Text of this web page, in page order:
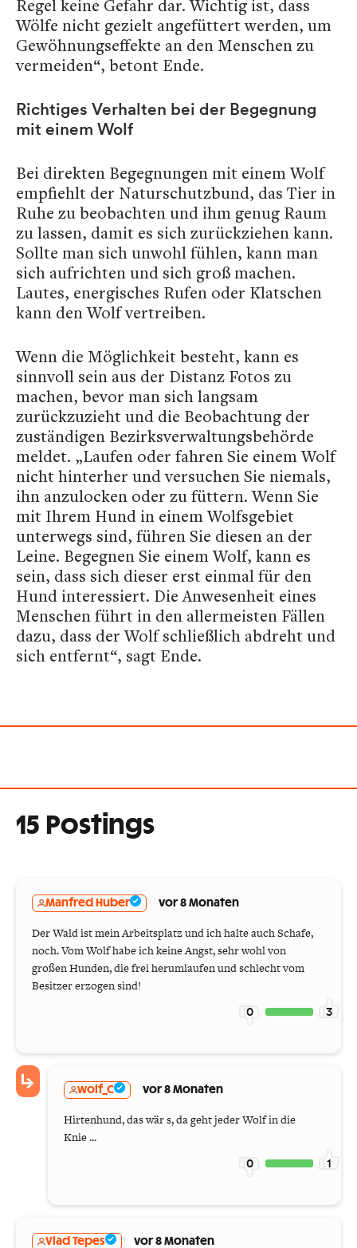
Regel keine Gefahr dar. Wichtig ist, dass
Wölfe nicht gezielt angefüttert werden, um
Gewöhnungseffekte an den Menschen zu
vermeiden“, betont Ende.
Richtiges Verhalten bei der Begegnung
mit einem Wolf
Bei direkten Begegnungen mit einem Wolf
empfiehlt der Naturschutzbund, das Tier in
Ruhe zu beobachten und ihm genug Raum
zu lassen, damit es sich zurückziehen kann.
Sollte man sich unwohl fühlen, kann man
sich aufrichten und sich groß machen.
Lautes, energisches Rufen oder Klatschen
kann den Wolf vertreiben.
Wenn die Möglichkeit besteht, kann es
sinnvoll sein aus der Distanz Fotos zu
machen, bevor man sich langsam
zurückzuzieht und die Beobachtung der
zuständigen Bezirksverwaltungsbehörde
meldet. „Laufen oder fahren Sie einem Wolf
nicht hinterher und versuchen Sie niemals,
ihn anzulocken oder zu füttern. Wenn Sie
mit Ihrem Hund in einem Wolfsgebiet
unterwegs sind, führen Sie diesen an der
Leine. Begegnen Sie einem Wolf, kann es
sein, dass sich dieser erst einmal für den
Hund interessiert. Die Anwesenheit eines
Menschen führt in den allermeisten Fällen
dazu, dass der Wolf schließlich abdreht und
sich entfernt“, sagt Ende.
15 Postings
Manfred Huber vor 8 Monaten
Der Wald ist mein Arbeitsplatz und ich halte auch Schafe,
noch. Vom Wolf habe ich keine Angst, sehr wohl von
großen Hunden, die frei herumlaufen und schlecht vom
Besitzer erzogen sind!
0 3
wolf_C vor 8 Monaten
Hirtenhund, das wär s, da geht jeder Wolf in die
Knie ...
0 1
Vlad Tepes vor 8 Monaten